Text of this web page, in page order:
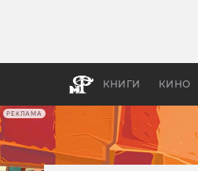
РЕКЛАМА
КНИГИ КИНО